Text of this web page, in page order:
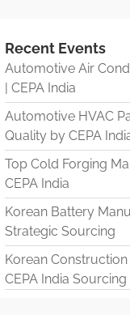
Recent Events
Automotive Air
| CEPA India
Automotive HVAC
Quality by CEPA
Top Cold Forging
CEPA India
Korean Battery
Strategic Sourcing
Korean
CEPA India Sourcing